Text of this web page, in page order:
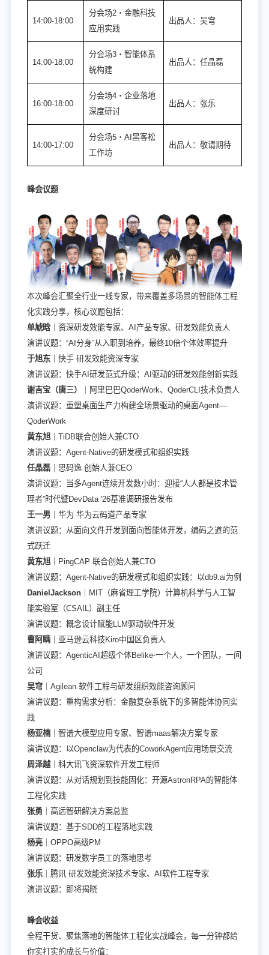
14:00-18:00
分会场2・金融科技
应用实践
出品人：吴穹
14:00-18:00
分会场3・智能体系
统构建
出品人：任晶磊
16:00-18:00
分会场4・企业落地
深度研讨
出品人：张乐
14:00-17:00
分会场5・AI黑客松
工作坊
出品人：敬请期待
峰会议题
本次峰会汇聚全行业一线专家，带来覆盖多场景的智能体工程
化实践分享，核心议题包括：
单虓晗｜资深研发效能专家、AI产品专家、研发效能负责人
演讲议题：“AI分身”从入职到培养，最终10倍个体效率提升
于旭东｜快手 研发效能资深专家
演讲议题：快手AI研发范式升级：AI驱动的研发效能创新实践
谢吉宝（唐三）
｜阿里巴巴QoderWork、QoderCLI技术负责人
演讲议题：重塑桌面生产力构建全场景驱动的桌面Agent—
QoderWork
黄东旭｜TiDB联合创始人兼CTO
演讲议题：Agent-Native的研发模式和组织实践
任晶磊｜思码逸 创始人兼CEO
演讲议题：当多Agent连续开发数小时：迎接“人人都是技术管
理者”时代暨DevData '26基准调研报告发布
王一男 ｜华为 华为云码道产品专家
演讲议题：从面向文件开发到面向智能体开发，编码之道的范
式跃迁
黄东旭｜PingCAP 联合创始人兼CTO
演讲议题：Agent-Native的研发模式和组织实践：以db9.ai为例
DanielJackson｜MIT（麻省理工学院）计算机科学与人工智
能实验室（CSAIL）副主任
演讲议题：概念设计赋能LLM驱动软件开发
曹阿瞒｜亚马逊云科技Kiro中国区负责人
演讲议题：AgenticAI超级个体Belike-一个人，一个团队，一间
公司
吴穹｜Agilean 软件工程与研发组织效能咨询顾问
演讲议题：重构需求分析：金融复杂系统下的多智能体协同实
践
杨亚楠｜智谱大模型应用专家、智谱maas解决方案专家
演讲议题：以Openclaw为代表的CoworkAgent应用场景交流
周泽越｜科大讯飞资深软件开发工程师
演讲议题：从对话规划到技能固化：开源AstronRPA的智能体
工程化实践
张勇 ｜高远智研解决方案总监
演讲议题：基于SDD的工程落地实践
杨亮｜OPPO高级PM
演讲议题：研发数字员工的落地思考
张乐｜腾讯 研发效能资深技术专家、AI软件工程专家
演讲议题：即将揭晓
峰会收益
全程干货、聚焦落地的智能体工程化实战峰会，每一分钟都给
你实打实的成长与价值：